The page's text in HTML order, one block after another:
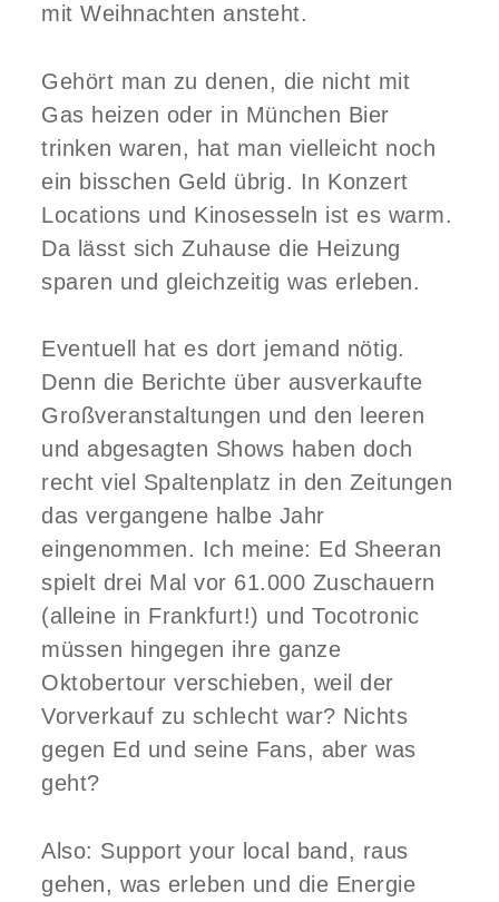
mit Weihnachten ansteht.
Gehört man zu denen, die nicht mit
Gas heizen oder in München Bier
trinken waren, hat man vielleicht noch
ein bisschen Geld übrig. In Konzert
Locations und Kinosesseln ist es warm.
Da lässt sich Zuhause die Heizung
sparen und gleichzeitig was erleben.
Eventuell hat es dort jemand nötig.
Denn die Berichte über ausverkaufte
Großveranstaltungen und den leeren
und abgesagten Shows haben doch
recht viel Spaltenplatz in den Zeitungen
das vergangene halbe Jahr
eingenommen. Ich meine: Ed Sheeran
spielt drei Mal vor 61.000 Zuschauern
(alleine in Frankfurt!) und Tocotronic
müssen hingegen ihre ganze
Oktobertour verschieben, weil der
Vorverkauf zu schlecht war? Nichts
gegen Ed und seine Fans, aber was
geht?
Also: Support your local band, raus
gehen, was erleben und die Energie